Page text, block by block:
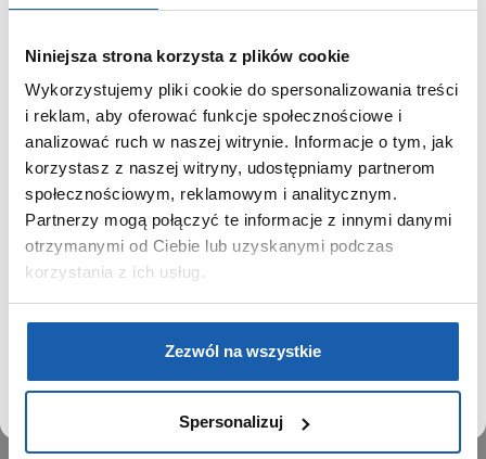
Niniejsza strona korzysta z plików cookie
Wykorzystujemy pliki cookie do spersonalizowania treści
i reklam, aby oferować funkcje społecznościowe i
analizować ruch w naszej witrynie. Informacje o tym, jak
korzystasz z naszej witryny, udostępniamy partnerom
społecznościowym, reklamowym i analitycznym.
Partnerzy mogą połączyć te informacje z innymi danymi
otrzymanymi od Ciebie lub uzyskanymi podczas
korzystania z ich usług.
Zezwól na wszystkie
Spersonalizuj
GRUPA ZIBI
Historia
Misja, wizja i wartości Grupy Zibi
Ważne daty
Kariera
Zgoda na ciasteczka
PRODUKTY
Kalkulatory
SIECI SPRZEDAŻY
SZANOWNY UŻYTKOWNIKU,
SZANOWNA UŻYTKOWNICZKO
Używamy plików cookie w celach analitycznych,
statystycznych i marketingowych, w tym aby analizować
ruch w tej witrynie, optymalizować jej działanie oraz
zapamiętywać Twoje preferencje.